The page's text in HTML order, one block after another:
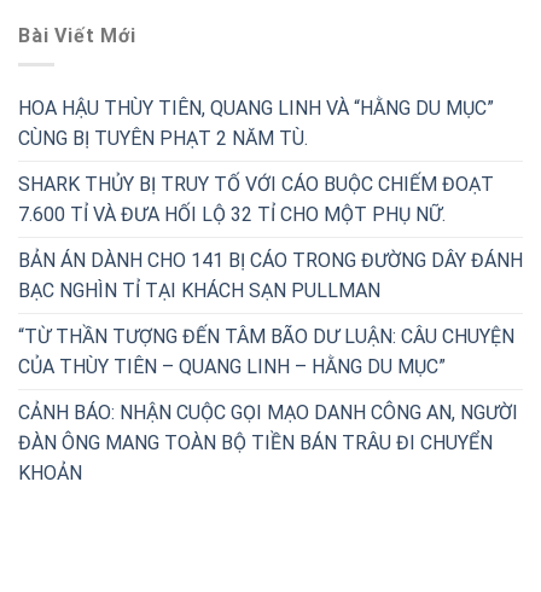
Bài Viết Mới
HOA HẬU THÙY TIÊN, QUANG LINH VÀ “HẰNG DU MỤC”
CÙNG BỊ TUYÊN PHẠT 2 NĂM TÙ.
SHARK THỦY BỊ TRUY TỐ VỚI CÁO BUỘC CHIẾM ĐOẠT
7.600 TỈ VÀ ĐƯA HỐI LỘ 32 TỈ CHO MỘT PHỤ NỮ.
BẢN ÁN DÀNH CHO 141 BỊ CÁO TRONG ĐƯỜNG DÂY ĐÁNH
BẠC NGHÌN TỈ TẠI KHÁCH SẠN PULLMAN
“TỪ THẦN TƯỢNG ĐẾN TÂM BÃO DƯ LUẬN: CÂU CHUYỆN
CỦA THÙY TIÊN – QUANG LINH – HẰNG DU MỤC”
CẢNH BÁO: NHẬN CUỘC GỌI MẠO DANH CÔNG AN, NGƯỜI
ĐÀN ÔNG MANG TOÀN BỘ TIỀN BÁN TRÂU ĐI CHUYỂN
KHOẢN